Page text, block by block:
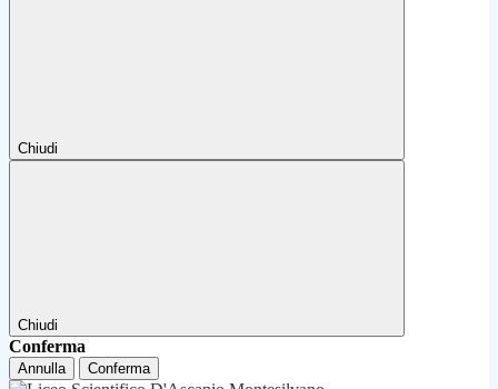
Chiudi
Chiudi
Conferma
Annulla Conferma